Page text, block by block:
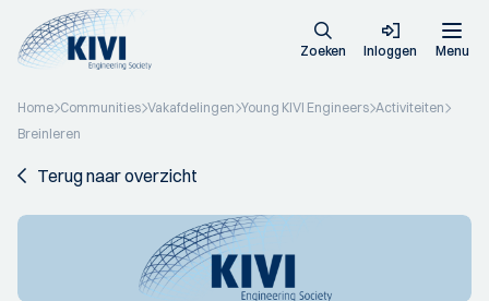
Zoeken Inloggen Menu
Home Communities Vakafdelingen Young KIVI Engineers Activiteiten
Breinleren
Terug naar overzicht